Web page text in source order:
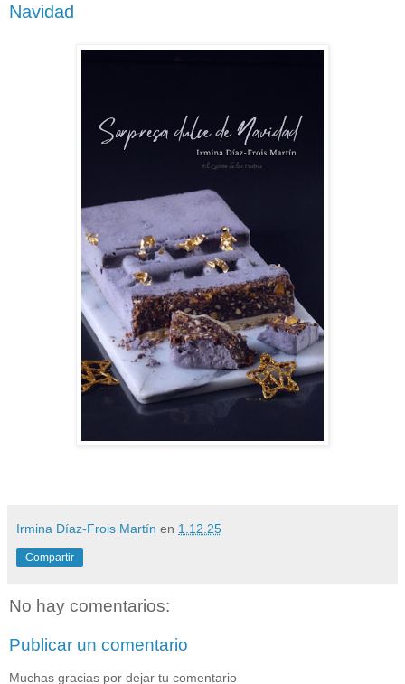
Navidad
Irmina Díaz-Frois Martín en 1.12.25
Compartir
No hay comentarios:
Publicar un comentario
Muchas gracias por dejar tu comentario